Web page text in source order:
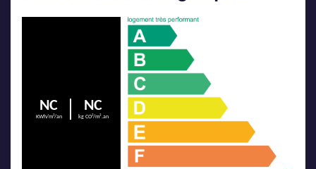
NC
KWh/m²/an
NC
kg CO²/m².an